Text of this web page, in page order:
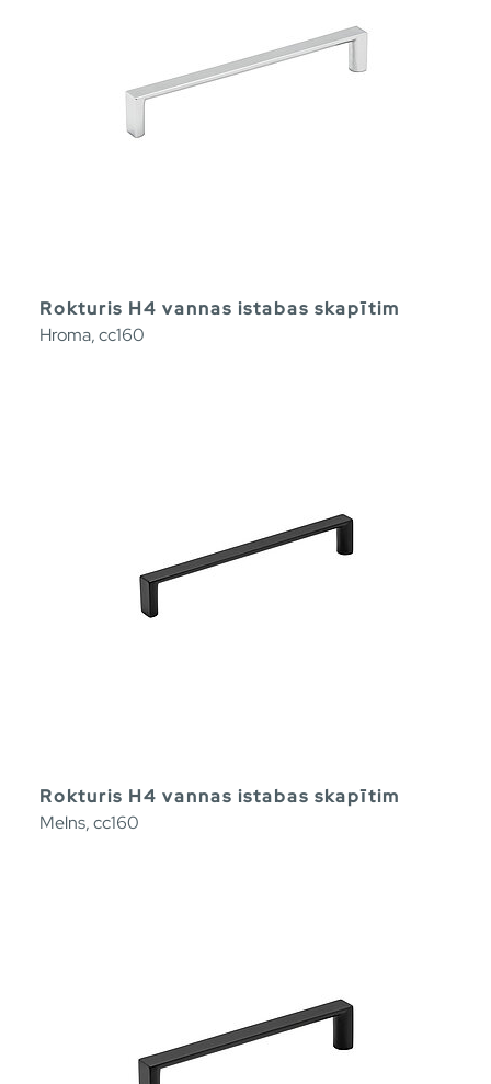
Rokturis H4 vannas istabas skapītim
Hroma, cc160
Rokturis H4 vannas istabas skapītim
Melns, cc160